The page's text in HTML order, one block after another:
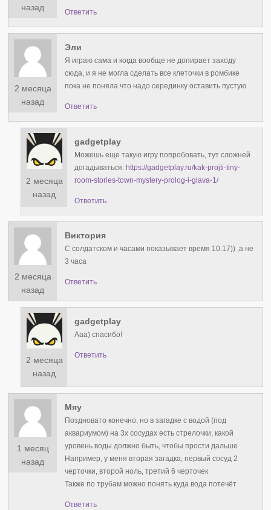
назад
Ответить
2 месяца
назад
Эли
Я играю сама и когда вообще не допирает заходу
сюда, и я не могла сделать все клеточки в ромбике
пока не поняла что надо серединку оставить пустую
Ответить
2 месяца
назад
gadgetplay
Можешь еще такую игру попробовать, тут сложней
догадываться:https://gadgetplay.ru/kak-projti-tiny-
room-stories-town-mystery-prolog-i-glava-1/
Ответить
2 месяца
назад
Виктория
С солдатском и часами показывает время 10.17)) ,а не
3 часа
Ответить
2 месяца
назад
gadgetplay
Ааа) спасибо!
Ответить
1 месяц
назад
Мяу
Поздновато конечно, но в загадке с водой (под
аквариумом) на 3х сосудах есть стрелочки, какой
уровень воды должно быть, чтобы прости дальше
Например, у меня вторая загадка, первый сосуд 2
черточки, второй ноль, третий 6 черточек
Также по трубам можно понять куда вода потечёт
Ответить